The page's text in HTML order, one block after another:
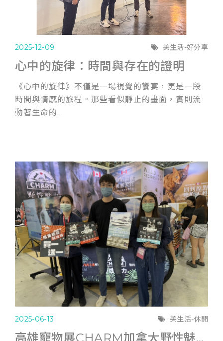
2025-12-09 美生活-好分享
心中的旋律：時間與存在的證明
《心中的旋律》不僅是一場視覺的饗宴，更是一段
時間與情感的旅程。那些看似靜止的畫面，實則流
動著生命的...
2025-06-13 美生活-休閒
高雄寵物展CHARM加拿大野性魅力滿6千送遊艇體驗